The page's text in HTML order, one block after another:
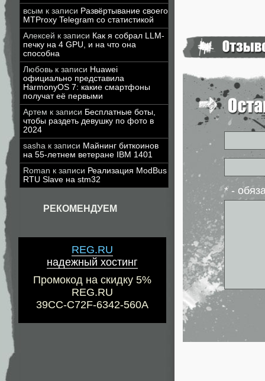
всым к записи Развёртывание своего
MTProxy Telegram со статистикой
Алексей к записи Как я собрал LLM-
печку на 4 GPU, и на что она
способна
Любовь к записи Huawei
официально представила
HarmonyOS 7: какие смартфоны
получат её первыми
Артем к записи Бесплатные боты,
чтобы раздеть девушку по фото в
2024
sasha к записи Майнинг биткоинов
на 55-летнем ветеране IBM 1401
Roman к записи Реализация ModBus
RTU Slave на stm32
РЕКОМЕНДУЕМ
REG.RU
надежный хостинг
Промокод на скидку 5%
REG.RU
39CC-C72F-6342-560A
* -